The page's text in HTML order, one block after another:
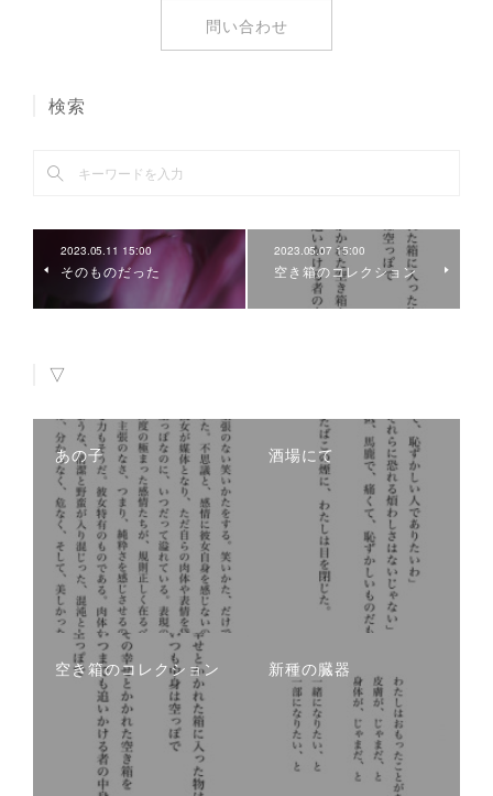
問い合わせ
検索
2023.05.11 15:00
そのものだった
2023.05.07 15:00
空き箱のコレクション
▽
あの子 酒場にて
空き箱のコレクション 新種の臓器